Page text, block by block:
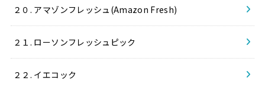
２０. アマゾンフレッシュ(Amazon Fresh)
２１. ローソンフレッシュピック
２２. イエコック